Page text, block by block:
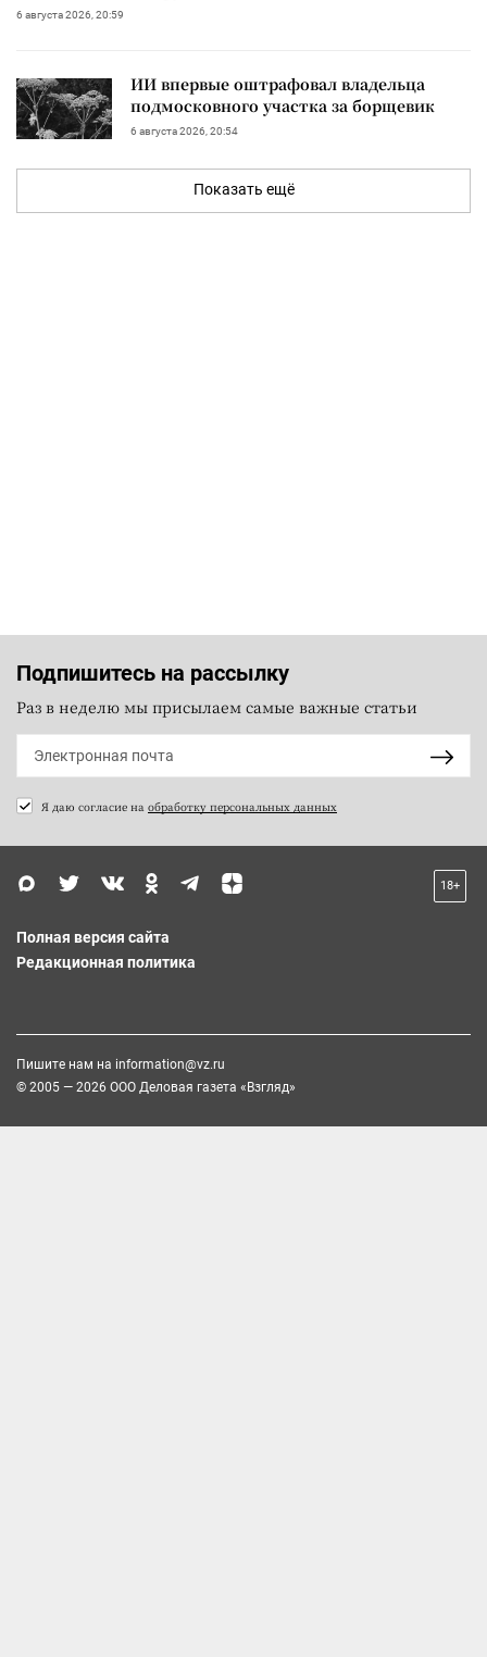
6 августа 2026, 20:59
ИИ впервые оштрафовал владельца
подмосковного участка за борщевик
6 августа 2026, 20:54
Показать ещё
Подпишитесь на рассылку
Раз в неделю мы присылаем самые важные статьи
Я даю согласие на обработку персональных данных
18+
Полная версия сайта
Редакционная политика
Пишите нам на information@vz.ru
© 2005 — 2026 ООО Деловая газета «Взгляд»